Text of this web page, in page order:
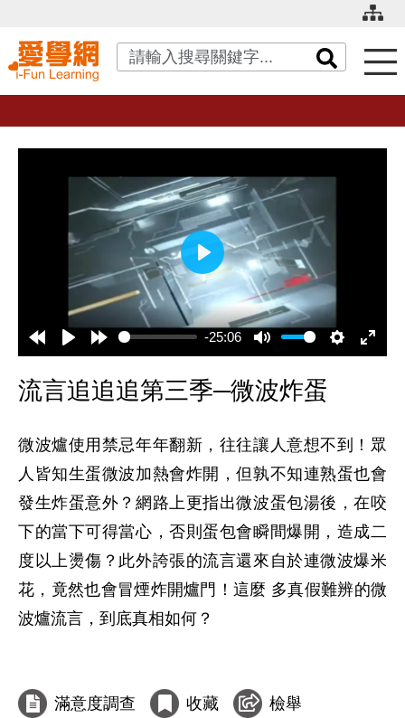
關鍵字搜尋
-25:06
播
放
流言追追追第三季─微波炸蛋
微波爐使用禁忌年年翻新，往往讓人意想不到！眾
人皆知生蛋微波加熱會炸開，但孰不知連熟蛋也會
發生炸蛋意外？網路上更指出微波蛋包湯後，在咬
下的當下可得當心，否則蛋包會瞬間爆開，造成二
度以上燙傷？此外誇張的流言還來自於連微波爆米
花，竟然也會冒煙炸開爐門！這麼 多真假難辨的微
波爐流言，到底真相如何？
滿意度調查 收藏 檢舉